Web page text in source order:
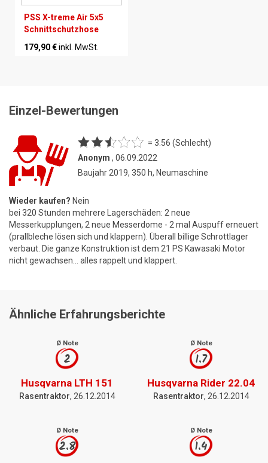
PSS X-treme Air 5x5
Schnittschutzhose
179,90 €inkl. MwSt.
Einzel-Bewertungen
= 3.56 (Schlecht)
Anonym , 06.09.2022
Baujahr 2019, 350 h, Neumaschine
Wieder kaufen? Nein
bei 320 Stunden mehrere Lagerschäden: 2 neue
Messerkupplungen, 2 neue Messerdome - 2 mal Auspuff erneuert
(prallbleche lösen sich und klappern). Überall billige Schrottlager
verbaut. Die ganze Konstruktion ist dem 21 PS Kawasaki Motor
nicht gewachsen... alles rappelt und klappert.
Ähnliche Erfahrungsberichte
Ø Note
2
Husqvarna LTH 151
Rasentraktor, 26.12.2014
Ø Note
1.7
Husqvarna Rider 22.04
Rasentraktor, 26.12.2014
Ø Note
2.8
Ø Note
1.4